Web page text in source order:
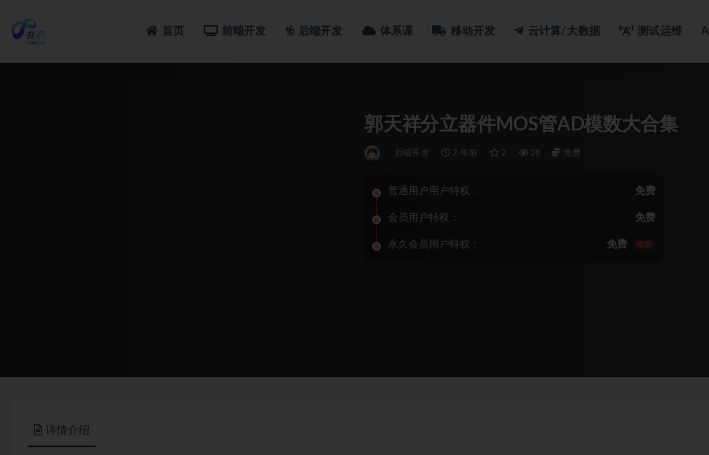
首页 前端开发 后端开发 体系课 移动开发 云计算/大数据 测试运维 AI
郭天祥分立器件MOS管AD模数大合集
后端开发 2 年前 2 28 免费
普通用户用户特权： 免费
会员用户特权： 免费
永久会员用户特权： 免费 推荐
详情介绍